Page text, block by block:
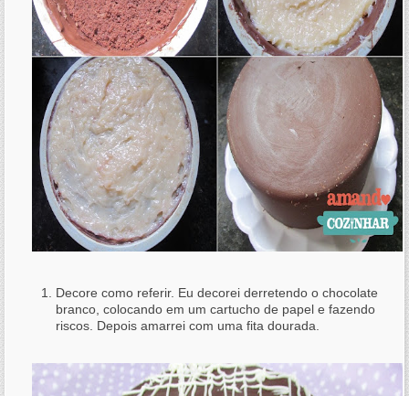
Decore como referir. Eu decorei derretendo o chocolate
branco, colocando em um cartucho de papel e fazendo
riscos. Depois amarrei com uma fita dourada.